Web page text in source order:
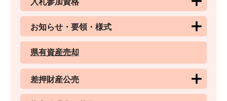
お知らせ・要領・様式
県有資産売却
差押財産公売